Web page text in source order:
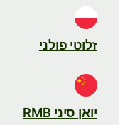
זלוטי פולני
יואן סיני RMB